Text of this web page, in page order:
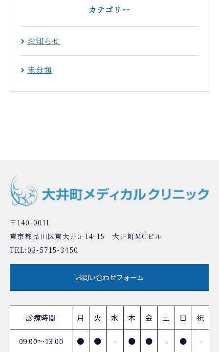
カテゴリー
お知らせ
未分類
〒140-0011
東京都品川区東大井5-14-15 大井町MCビル
TEL:03-5715-3450
お問い合わせフォーム
診療時間 月 火 水 木 金 土 日 祝
09:00～13:00 ● ● - ● ● - ● -